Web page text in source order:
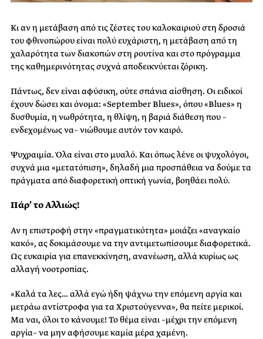
Κι αν η μετάβαση από τις ζέστες του καλοκαιριού στη δροσιά
του φθινοπώρου είναι πολύ ευχάριστη, η μετάβαση από τη
χαλαρότητα των διακοπών στη ρουτίνα και στο πρόγραμμα
της καθημερινότητας συχνά αποδεικνύεται ζόρικη.
Πάντως, δεν είναι αφύσικη, ούτε σπάνια αίσθηση. Οι ειδικοί
έχουν δώσει και όνομα: «September Blues», όπου «Blues» η
δυσθυμία, η νωθρότητα, η θλίψη, η βαριά διάθεση που –
ενδεχομένως να– νιώθουμε αυτόν τον καιρό.
Ψυχραιμία. Όλα είναι στο μυαλό. Και όπως λένε οι ψυχολόγοι,
συχνά μια «μετατόπιση», δηλαδή μια προσπάθεια να δούμε τα
πράγματα από διαφορετική οπτική γωνία, βοηθάει πολύ.
Πάρ’ το Αλλιώς!
Αν η επιστροφή στην «πραγματικότητα» μοιάζει «αναγκαίο
κακό», ας δοκιμάσουμε να την αντιμετωπίσουμε διαφορετικά.
Ως ευκαιρία για επανεκκίνηση, ανανέωση, αλλά κυρίως ως
αλλαγή νοοτροπίας.
«Καλά τα λες… αλλά εγώ ήδη ψάχνω την επόμενη αργία και
μετράω αντίστροφα για τα Χριστούγεννα», θα πείτε μερικοί.
Μα ναι, όλοι το κάνουμε! Το θέμα είναι –μέχρι την επόμενη
αργία– να μην αφήσουμε καμία μέρα χαμένη.